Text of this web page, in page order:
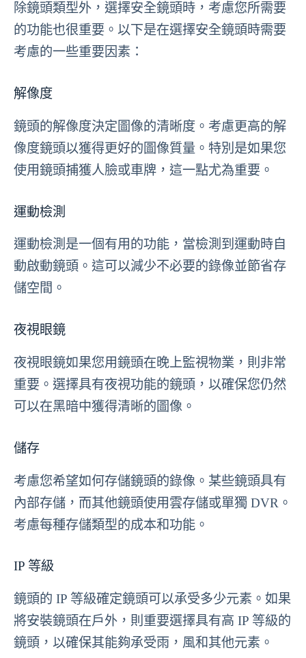
除鏡頭類型外，選擇安全鏡頭時，考慮您所需要
的功能也很重要。以下是在選擇安全鏡頭時需要
考慮的一些重要因素：
解像度
鏡頭的解像度決定圖像的清晰度。考慮更高的解
像度鏡頭以獲得更好的圖像質量。特別是如果您
使用鏡頭捕獲人臉或車牌，這一點尤為重要。
運動檢測
運動檢測是一個有用的功能，當檢測到運動時自
動啟動鏡頭。這可以減少不必要的錄像並節省存
儲空間。
夜視眼鏡
夜視眼鏡如果您用鏡頭在晚上監視物業，則非常
重要。選擇具有夜視功能的鏡頭，以確保您仍然
可以在黑暗中獲得清晰的圖像。
儲存
考慮您希望如何存儲鏡頭的錄像。某些鏡頭具有
內部存儲，而其他鏡頭使用雲存儲或單獨 DVR。
考慮每種存儲類型的成本和功能。
IP 等級
鏡頭的 IP 等級確定鏡頭可以承受多少元素。如果
將安裝鏡頭在戶外，則重要選擇具有高 IP 等級的
鏡頭，以確保其能夠承受雨，風和其他元素。